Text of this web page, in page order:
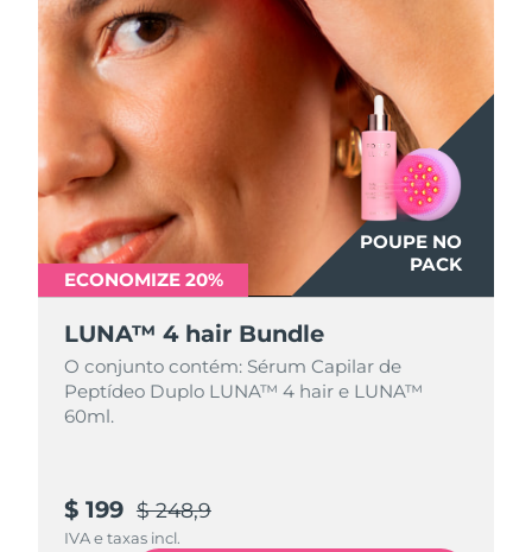
POUPE NO
PACK
ECONOMIZE 20%
LUNA™ 4 hair Bundle
O conjunto contém: Sérum Capilar de
Peptídeo Duplo LUNA™ 4 hair e LUNA™
60ml.
$ 199 $ 248,9
IVA e taxas incl.